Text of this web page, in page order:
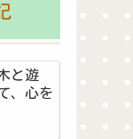
と遊
、心を